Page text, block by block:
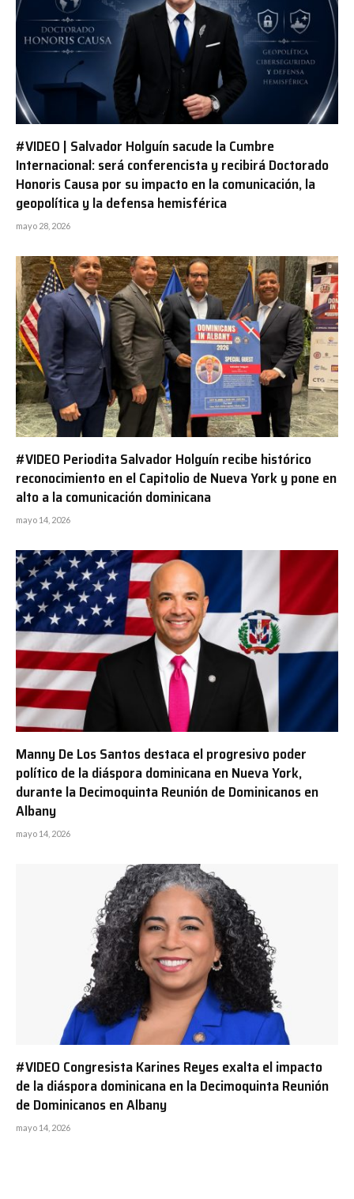
#VIDEO | Salvador Holguín sacude la Cumbre
Internacional: será conferencista y recibirá Doctorado
Honoris Causa por su impacto en la comunicación, la
geopolítica y la defensa hemisférica
mayo 28, 2026
#VIDEO Periodita Salvador Holguín recibe histórico
reconocimiento en el Capitolio de Nueva York y pone en
alto a la comunicación dominicana
mayo 14, 2026
Manny De Los Santos destaca el progresivo poder
político de la diáspora dominicana en Nueva York,
durante la Decimoquinta Reunión de Dominicanos en
Albany
mayo 14, 2026
#VIDEO Congresista Karines Reyes exalta el impacto
de la diáspora dominicana en la Decimoquinta Reunión
de Dominicanos en Albany
mayo 14, 2026